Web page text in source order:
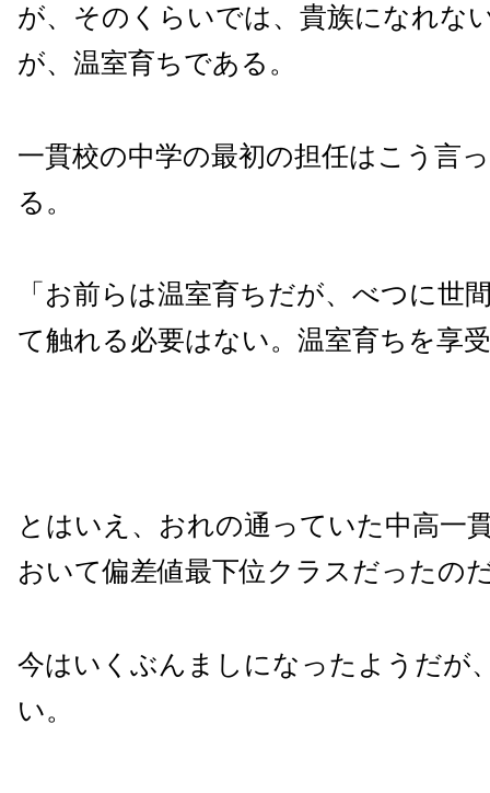
が、そのくらいでは、貴族になれな
が、温室育ちである。
一貫校の中学の最初の担任はこう言
る。
「お前らは温室育ちだが、べつに世
て触れる必要はない。温室育ちを享
とはいえ、おれの通っていた中高一
おいて偏差値最下位クラスだったの
今はいくぶんましになったようだが
い。